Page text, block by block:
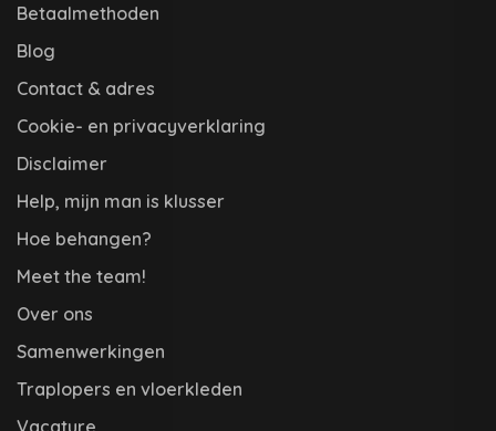
Betaalmethoden
Blog
Contact & adres
Cookie- en privacyverklaring
Disclaimer
Help, mijn man is klusser
Hoe behangen?
Meet the team!
Over ons
Samenwerkingen
Traplopers en vloerkleden